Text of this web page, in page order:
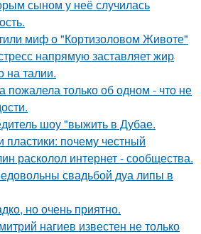
сыном у неё случилась
миф о "Кортизоловом Животе"
напрямую заставляет жир
на талии.
пожалела только об одном - что не
шоу "выжить в Дубае.
пластики: почему честный
расколол интернет - сообщества.
свадьбой дуа липы в
но очень приятно.
нагиев известен не только